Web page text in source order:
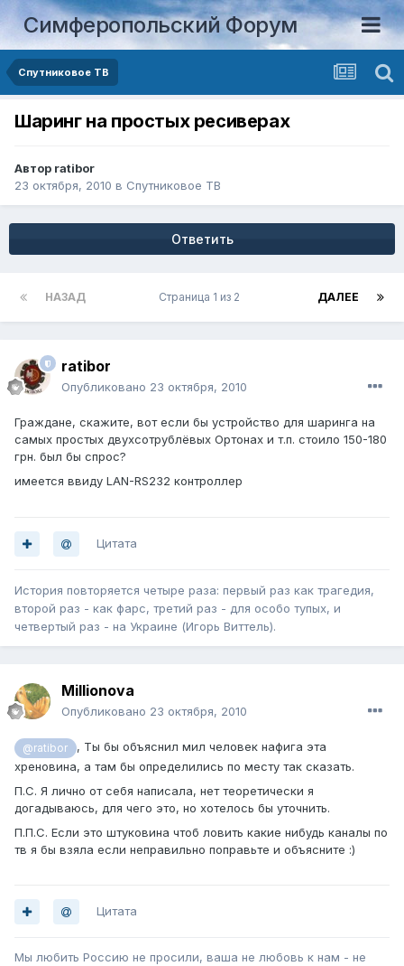
Симферопольский Форум
Спутниковое ТВ
Шаринг на простых ресиверах
Автор ratibor
23 октября, 2010 в Спутниковое ТВ
Ответить
НАЗАД ДАЛЕЕ
Страница 1 из 2
ratibor
Опубликовано 23 октября, 2010
Граждане, скажите, вот если бы устройство для шаринга на
самых простых двухсотрублёвых Ортонах и т.п. стоило 150-180
грн. был бы спрос?
имеется ввиду LAN-RS232 контроллер
Цитата
История повторяется четыре раза: первый раз как трагедия,
второй раз - как фарс, третий раз - для особо тупых, и
четвертый раз - на Украине (Игорь Виттель).
Millionova
Опубликовано 23 октября, 2010
@ratibor
, Ты бы объяснил мил человек нафига эта
хреновина, а там бы определились по месту так сказать.
П.С. Я лично от себя написала, нет теоретически я
догадываюсь, для чего это, но хотелось бы уточнить.
П.П.С. Если это штуковина чтоб ловить какие нибудь каналы по
тв я бы взяла если неправильно поправьте и объясните :)
Цитата
Мы любить Россию не просили, ваша не любовь к нам - не